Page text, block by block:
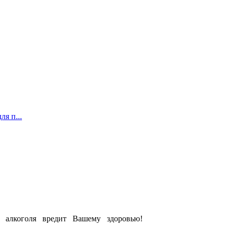
п...
алкоголя вредит Вашему здоровью!